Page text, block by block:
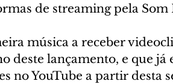
de streaming pela Som
música a receber
deste lançamento, e que
no YouTube a partir desta